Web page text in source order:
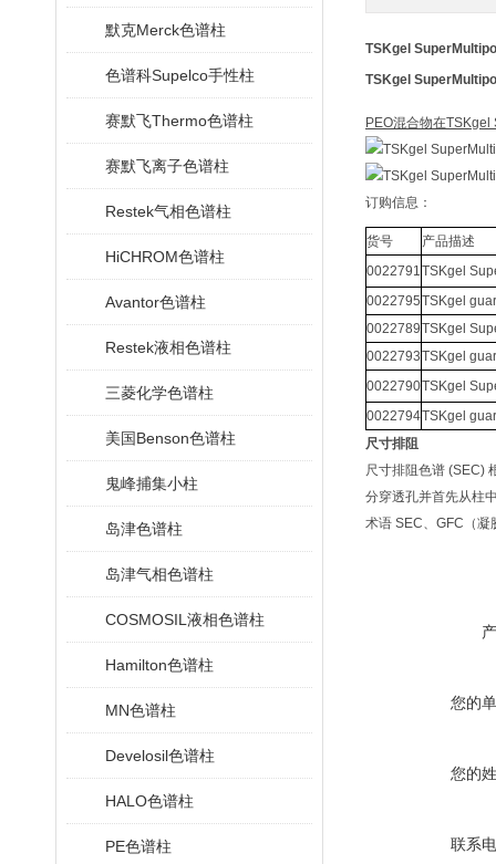
默克Merck色谱柱
色谱科Supelco手性柱
赛默飞Thermo色谱柱
赛默飞离子色谱柱
Restek气相色谱柱
HiCHROM色谱柱
Avantor色谱柱
Restek液相色谱柱
三菱化学色谱柱
美国Benson色谱柱
鬼峰捕集小柱
岛津色谱柱
岛津气相色谱柱
COSMOSIL液相色谱柱
Hamilton色谱柱
MN色谱柱
Develosil色谱柱
HALO色谱柱
PE色谱柱
TSKgel
TSKgel
PEO混合物在
订购信息：
货号
产品描述
0022791TSKgel
0022795TSKgel
0022789TSKgel
0022793TSKgel
0022790TSKgel
0022794TSKgel
尺寸排阻
尺寸排阻色谱 (SEC)
分穿透孔并首先从柱
术语 SEC、GFC（凝
您的
您的
联系